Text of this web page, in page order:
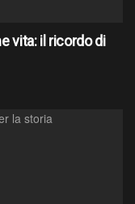
vita: il ricordo di